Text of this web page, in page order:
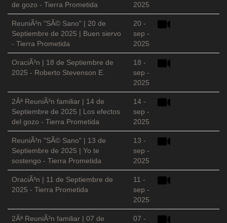
de gozo - Tierra Prometida
2025
ReuniÃ³n "SÃ© Sano" | 20 de
Septiembre de 2025 | Buen siervo
- Tierra Prometida
20 -
sep -
2025
OraciÃ³n | 18 de Septiembre de
2025 - Roberto Stevenson E.
18 -
sep -
2025
2Âª ReuniÃ³n familiar | 14 de
Septiembre de 2025 | Los efectos
del gozo - Tierra Prometida
14 -
sep -
2025
ReuniÃ³n "SÃ© Sano" | 13 de
Septiembre de 2025 | Yo te
sostengo - Tierra Prometida
13 -
sep -
2025
OraciÃ³n | 11 de Septiembre de
2025 - Tierra Prometida
11 -
sep -
2025
2Âª ReuniÃ³n familiar | 07 de 07 -